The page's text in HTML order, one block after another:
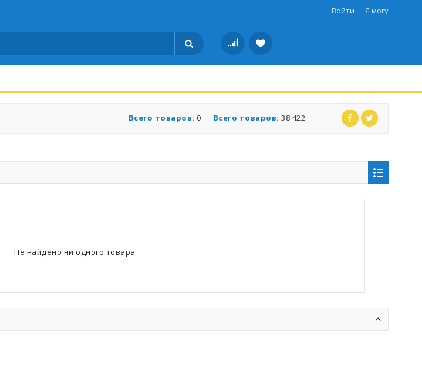
Войти Я могу
Всего товаров: 38 422
Всего товаров: 0
Не найдено ни одного товара